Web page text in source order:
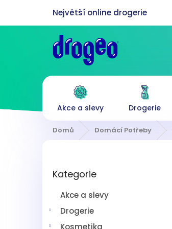
obsah
Akce a slevy Drogerie
Domů Domácí Potřeby
kategorie
Kategorie
Akce a slevy
Drogerie
Kosmetika